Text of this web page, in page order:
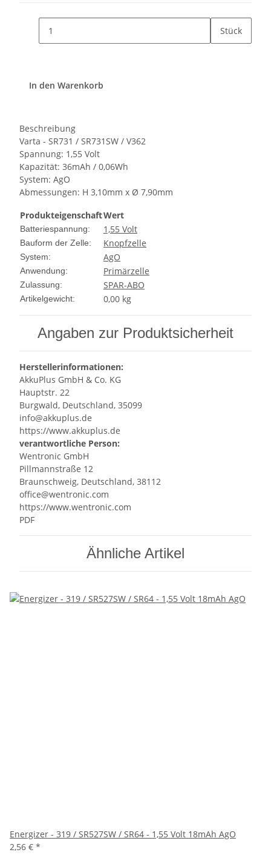
Stück
In den Warenkorb
Beschreibung
Varta - SR731 / SR731SW / V362
Spannung: 1,55 Volt
Kapazität: 36mAh / 0,06Wh
System: AgO
Abmessungen: H 3,10mm x Ø 7,90mm
ProdukteigenschaftWert
Batteriespannung: 1,55 Volt
Bauform der Zelle: Knopfzelle
System: AgO
Anwendung: Primärzelle
Zulassung: SPAR-ABO
Artikelgewicht: 0,00 kg
Angaben zur Produktsicherheit
Herstellerinformationen:
AkkuPlus GmbH & Co. KG
Hauptstr. 22
Burgwald, Deutschland, 35099
info@akkuplus.de
https://www.akkuplus.de
verantwortliche Person:
Wentronic GmbH
Pillmannstraße 12
Braunschweig, Deutschland, 38112
office@wentronic.com
https://www.wentronic.com
PDF
Ähnliche Artikel
Energizer - 319 / SR527SW / SR64 - 1,55 Volt 18mAh AgO
2,56 € *